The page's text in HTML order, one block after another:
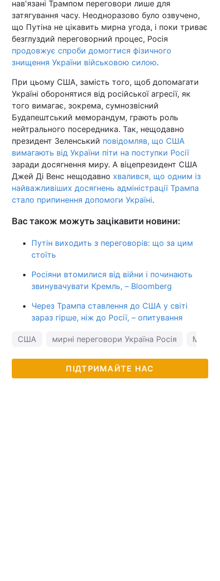
Тема оформлення
нав'язані Трампом переговори лише для
затягування часу. Неодноразово було озвучено,
що Путіна не цікавить мирна угода, і поки триває
безглуздий переговорний процес, Росія
продовжує спроби домогтися фізичного
знищення України військовою силою.
При цьому США, замість того, щоб допомагати
Україні оборонятися від російської агресії, як
того вимагає, зокрема, сумнозвісний
Будапештський меморандум, грають роль
нейтрального посередника. Так, нещодавно
президент Зеленський повідомляв, що США
вимагають від України піти на поступки Росії
заради досягнення миру. А віцепрезидент США
Джей Ді Венс нещодавно хвалився, що одним із
найважливіших досягнень адміністрації Трампа
стало припинення допомоги Україні.
Вас також можуть зацікавити новини:
Путін виходить з переговорів: що за цим
стоїть
Росіяни втомилися від війни і починають
звинувачувати Кремль, – Bloomberg
Через Трампа ставлення до США у світі
зараз гірше, ніж до Росії, – опитування
США мирні переговори Україна Росія Марко
ПІДТРИМАЙТЕ НАС